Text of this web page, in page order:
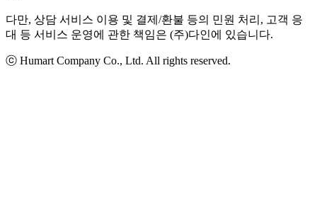
다만, 상담 서비스 이용 및 결제/환불 등의 민원 처리, 고객 응
대 등 서비스 운영에 관한 책임은 (주)다인에 있습니다.
ⓒ Humart Company Co., Ltd. All rights reserved.